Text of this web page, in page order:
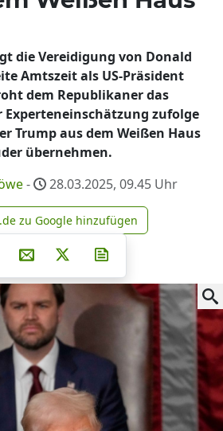
die Vereidigung von Donald
Amtszeit als US-Präsident
dem Republikaner das
Experteneinschätzung zufolge
Trump aus dem Weißen Haus
übernehmen.
- 28.03.2025, 09.45 Uhr
news.de zu Google
zu Google hinzufügen
Teilen auf Facebook
Teilen auf Whatsapp
Teilen auf Telegram
auf Pinterest
Per E-Mail teilen
Post auf X